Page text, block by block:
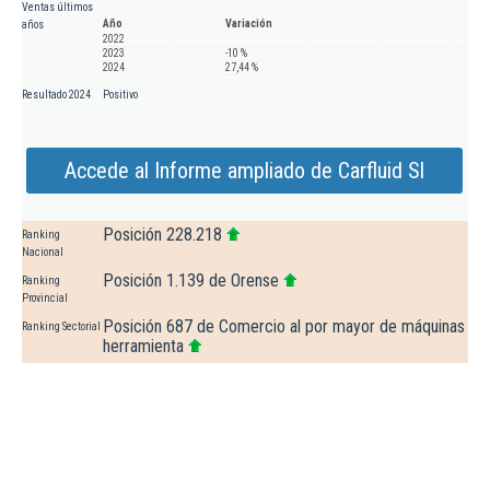
Ventas últimos
años
Año
Variación
2022
2023
-10 %
2024
27,44 %
Resultado 2024 Positivo
Accede al Informe ampliado de Carfluid Sl
Ranking
Nacional
Posición 228.218
Ranking
Provincial
Posición 1.139 de Orense
Ranking Sectorial
Posición 687 de Comercio al por mayor de máquinas
herramienta